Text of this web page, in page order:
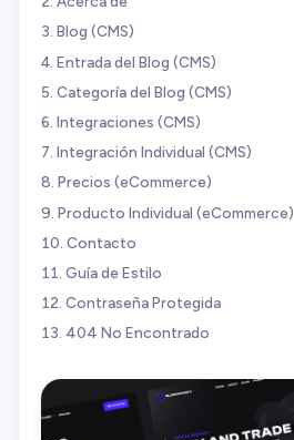
Blog (CMS)
Entrada del Blog (CMS)
Categoría del Blog (CMS)
Integraciones (CMS)
Integración Individual (CMS)
Precios (eCommerce)
Producto Individual (eCommerce)
Contacto
Guía de Estilo
Contraseña Protegida
404 No Encontrado